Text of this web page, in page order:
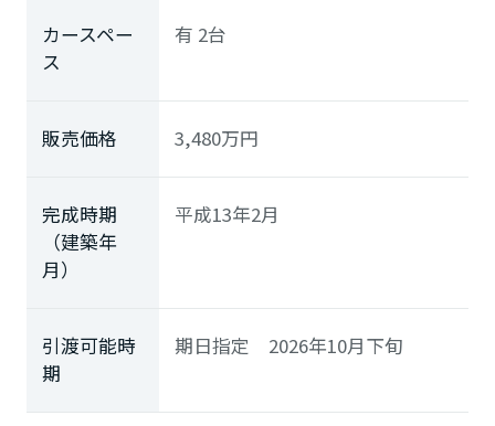
カースペー
ス
有 2台
販売価格 3,480万円
完成時期
（建築年
月）
平成13年2月
引渡可能時
期
期日指定 2026年10月下旬